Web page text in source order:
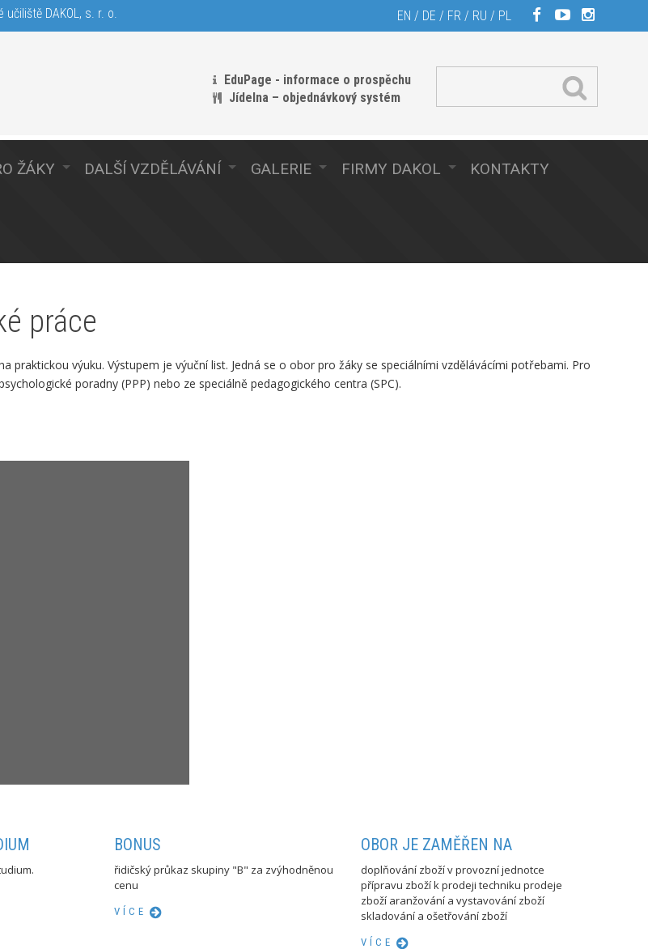
DAKOL, s. r. o. EN / DE / FR / RU / PL
EduPage - informace o prospěchu
Jídelna – objednávkový systém
ŽÁKY DALŠÍ VZDĚLÁVÁNÍ GALERIE FIRMY DAKOL KONTAKTY
práce
výuku. Výstupem je výuční list. Jedná se o obor pro žáky se speciálními vzdělávácími potřebami. Pro
poradny (PPP) nebo ze speciálně pedagogického centra (SPC).
BONUS
řidičský průkaz skupiny "B" za zvýhodněnou
cenu
VÍCE
OBOR JE ZAMĚŘEN NA
doplňování zboží v provozní jednotce
přípravu zboží k prodeji techniku prodeje
zboží aranžování a vystavování zboží
skladování a ošetřování zboží
VÍCE